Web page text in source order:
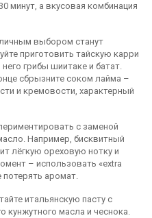
минут, а вкусовая комбинация
выбором станут
приготовить тайскую карри
грибы шиитаке и батат.
сбрызните соком лайма –
и кремовости, характерный
с заменой
Например, бисквитный
лёгкую ореховую нотку и
– использовать «extra
аромат.
итальянскую пасту с
кунжутного масла и чеснока.